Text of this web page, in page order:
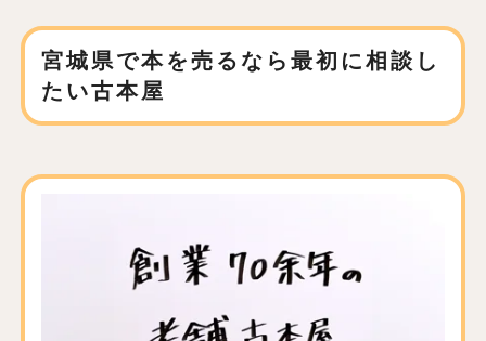
宮城県で本を売るなら最初に相談し
たい古本屋